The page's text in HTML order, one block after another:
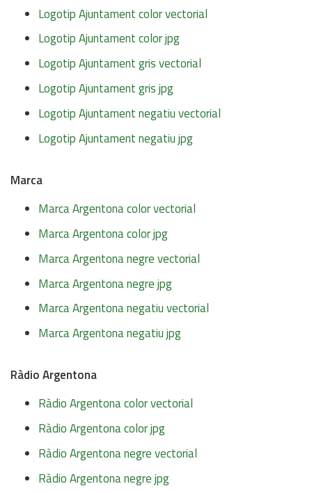
Logotip Ajuntament color vectorial
Logotip Ajuntament color jpg
Logotip Ajuntament gris vectorial
Logotip Ajuntament gris jpg
Logotip Ajuntament negatiu vectorial
Logotip Ajuntament negatiu jpg
Marca
Marca Argentona color vectorial
Marca Argentona color jpg
Marca Argentona negre vectorial
Marca Argentona negre jpg
Marca Argentona negatiu vectorial
Marca Argentona negatiu jpg
Ràdio Argentona
Ràdio Argentona color vectorial
Ràdio Argentona color jpg
Ràdio Argentona negre vectorial
Ràdio Argentona negre jpg